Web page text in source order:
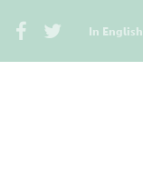
In English